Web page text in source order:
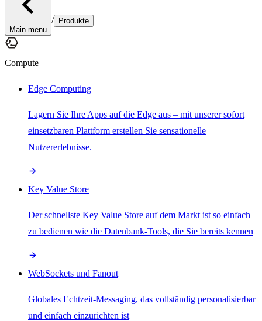
Main menu
/ Produkte
Compute
Edge Computing
Lagern Sie Ihre Apps auf die Edge aus – mit unserer sofort
einsetzbaren Plattform erstellen Sie sensationelle
Nutzererlebnisse.
Key Value Store
Der schnellste Key Value Store auf dem Markt ist so einfach
zu bedienen wie die Datenbank-Tools, die Sie bereits kennen
WebSockets und Fanout
Globales Echtzeit-Messaging, das vollständig personalisierbar
und einfach einzurichten ist